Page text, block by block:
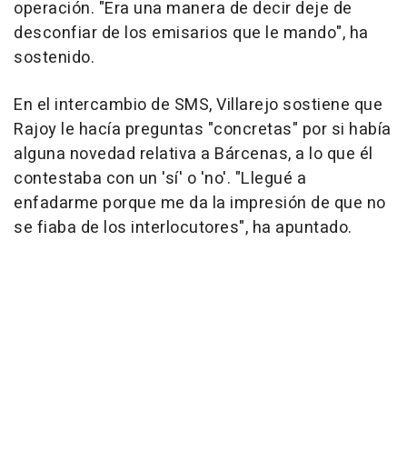
operación. "Era una manera de decir deje de
desconfiar de los emisarios que le mando", ha
sostenido.
En el intercambio de SMS, Villarejo sostiene que
Rajoy le hacía preguntas "concretas" por si había
alguna novedad relativa a Bárcenas, a lo que él
contestaba con un 'sí' o 'no'. "Llegué a
enfadarme porque me da la impresión de que no
se fiaba de los interlocutores", ha apuntado.